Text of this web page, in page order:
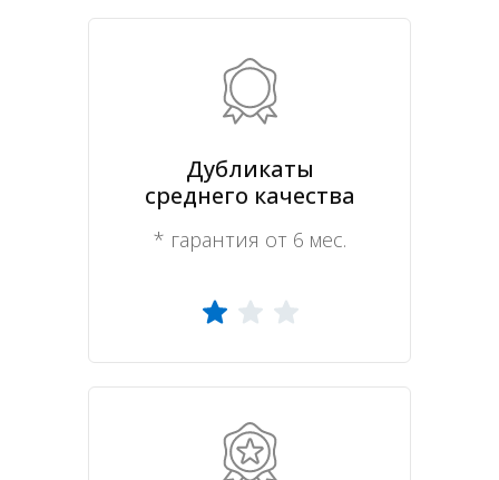
Дубликаты
среднего качества
* гарантия от 6 мес.